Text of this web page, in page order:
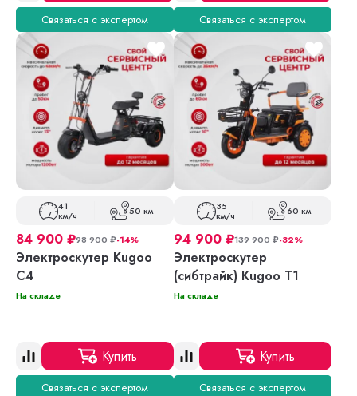
Связаться с экспертом Связаться с экспертом
41
км/ч 50 км
84 900 ₽98 900₽-14%
Электроскутер Kugoo
C4
На складе
Купить
Связаться с экспертом
35
км/ч 60 км
94 900 ₽139 900₽-32%
Электроскутер
(сибтрайк) Kugoo T1
На складе
Купить
Связаться с экспертом